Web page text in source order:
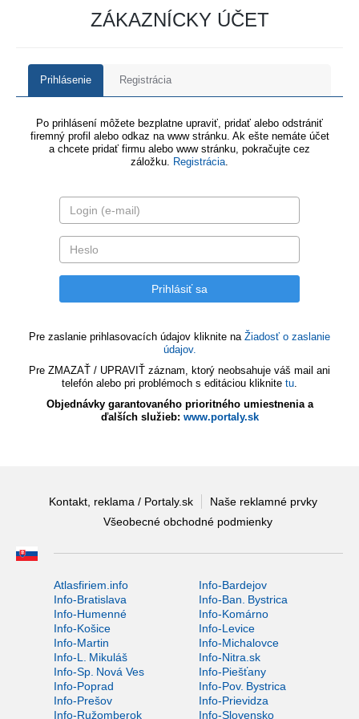
ZÁKAZNÍCKY ÚČET
Prihlásenie Registrácia
Po prihlásení môžete bezplatne upraviť, pridať alebo odstrániť
firemný profil alebo odkaz na www stránku. Ak ešte nemáte účet
a chcete pridať firmu alebo www stránku, pokračujte cez
záložku. Registrácia.
Pre zaslanie prihlasovacích údajov kliknite na Žiadosť o zaslanie
údajov.
Pre ZMAZAŤ / UPRAVIŤ záznam, ktorý neobsahuje váš mail ani
telefón alebo pri problémoch s editáciou kliknite tu.
Objednávky garantovaného prioritného umiestnenia a
ďalších služieb: www.portaly.sk
Kontakt, reklama / Portaly.sk
Naše reklamné prvky
Všeobecné obchodné podmienky
Atlasfiriem.info
Info-Bardejov
Info-Bratislava
Info-Ban. Bystrica
Info-Humenné
Info-Komárno
Info-Košice
Info-Levice
Info-Martin
Info-Michalovce
Info-L. Mikuláš
Info-Nitra.sk
Info-Sp. Nová Ves
Info-Piešťany
Info-Poprad
Info-Pov. Bystrica
Info-Prešov
Info-Prievidza
Info-Ružomberok
Info-Slovensko